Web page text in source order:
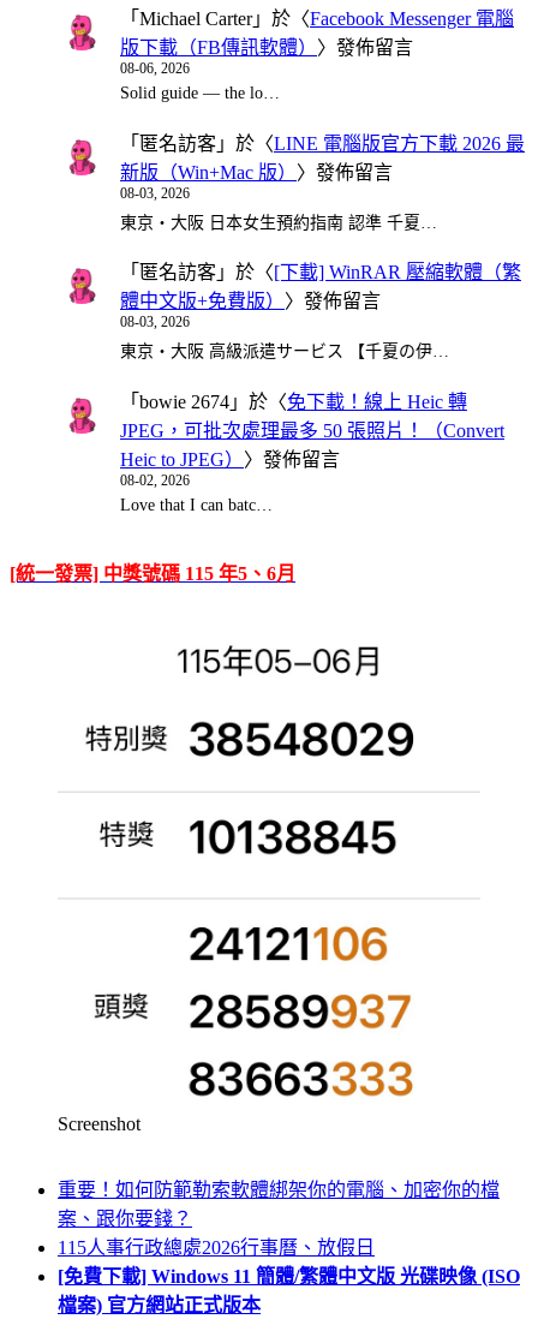
「 Michael Carter」於〈Facebook Messenger 電腦
版下載（FB傳訊軟體） 〉發佈留言
08-06, 2026
Solid guide — the lo…
「 匿名訪客 」於〈LINE 電腦版官方下載 2026 最
新版（Win+Mac 版） 〉發佈留言
08-03, 2026
東京・大阪 日本女生預約指南 認準 千夏…
「 匿名訪客 」於〈[下載] WinRAR 壓縮軟體（繁
體中文版+免費版） 〉發佈留言
08-03, 2026
東京・大阪 高級派遣サービス 【千夏の伊…
「 bowie 2674 」於〈免下載！線上 Heic 轉
JPEG，可批次處理最多 50 張照片！（Convert
Heic to JPEG） 〉發佈留言
08-02, 2026
Love that I can batc…
[統一發票] 中獎號碼 115 年5、6月
Screenshot
重要！如何防範勒索軟體綁架你的電腦、加密你的檔
案、跟你要錢？
115人事行政總處2026行事曆、放假日
[免費下載] Windows 11 簡體/繁體中文版 光碟映像 (ISO
檔案) 官方網站正式版本